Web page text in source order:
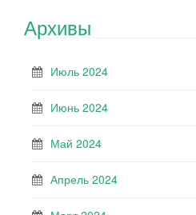
Архивы
Июль 2024
Июнь 2024
Май 2024
Апрель 2024